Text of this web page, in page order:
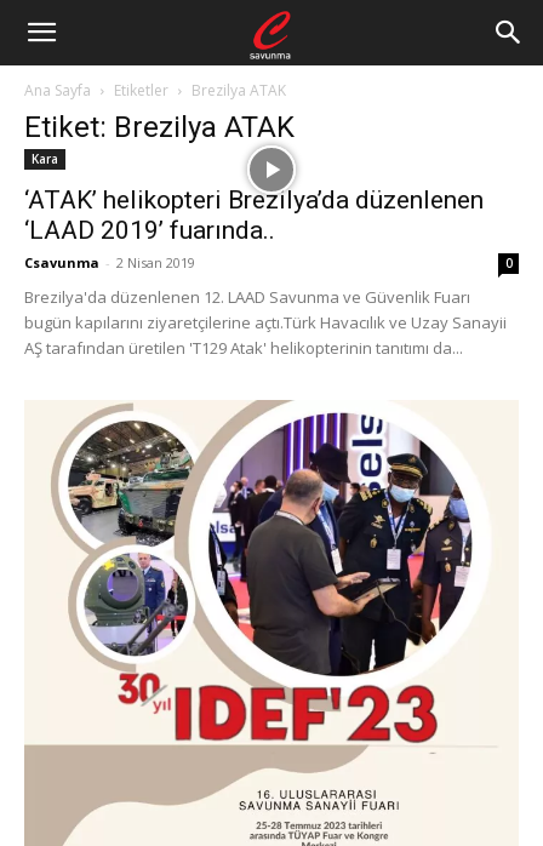
Ana Sayfa Etiketler Brezilya ATAK
Etiket: Brezilya ATAK
Kara
‘ATAK’ helikopteri Brezilya’da düzenlenen
‘LAAD 2019’ fuarında..
Csavunma - 2 Nisan 2019 0
Brezilya'da düzenlenen 12. LAAD Savunma ve Güvenlik Fuarı
bugün kapılarını ziyaretçilerine açtı.Türk Havacılık ve Uzay Sanayii
AŞ tarafından üretilen 'T129 Atak' helikopterinin tanıtımı da...